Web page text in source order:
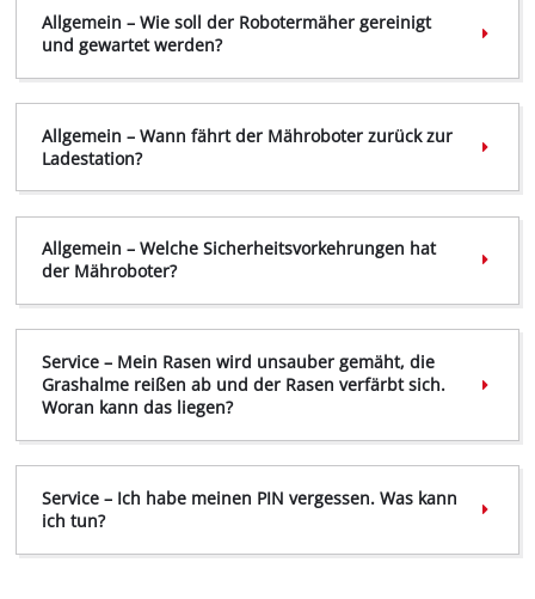
Allgemein – Wie soll der Robotermäher gereinigt
und gewartet werden?
Video
Allgemein – Wann fährt der Mähroboter zurück zur
Ladestation?
Allgemein – Welche Sicherheitsvorkehrungen hat
der Mähroboter?
Service – Mein Rasen wird unsauber gemäht, die
Grashalme reißen ab und der Rasen verfärbt sich.
Woran kann das liegen?
Service – Ich habe meinen PIN vergessen. Was kann
ich tun?